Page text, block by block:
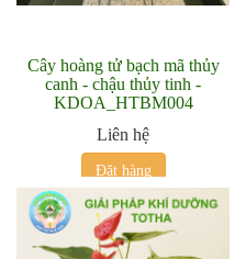
Cây hoàng tử bạch mã thủy
canh - chậu thủy tinh -
KDOA_HTBM004
Liên hệ
Đặt hàng